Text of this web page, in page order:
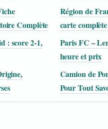
Complète
Région de
carte complète
: score 2-1,
Paris FC –
heure et prix
Camion de
Pour Tout